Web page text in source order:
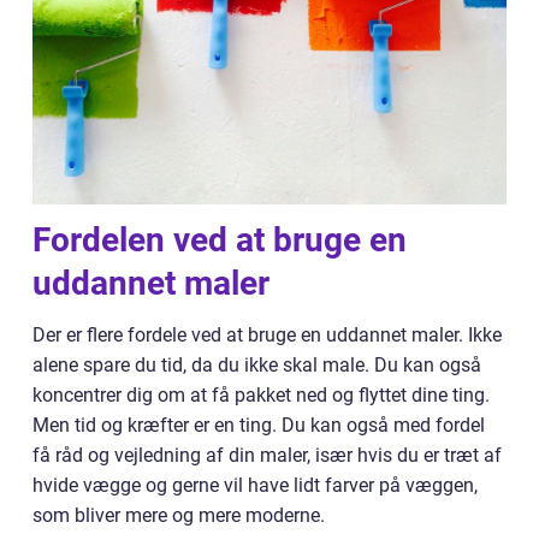
Fordelen ved at bruge en
uddannet maler
Der er flere fordele ved at bruge en uddannet maler. Ikke
alene spare du tid, da du ikke skal male. Du kan også
koncentrer dig om at få pakket ned og flyttet dine ting.
Men tid og kræfter er en ting. Du kan også med fordel
få råd og vejledning af din maler, især hvis du er træt af
hvide vægge og gerne vil have lidt farver på væggen,
som bliver mere og mere moderne.